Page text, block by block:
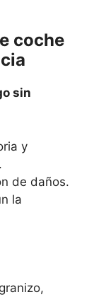
coche
sin
y
de daños.
la